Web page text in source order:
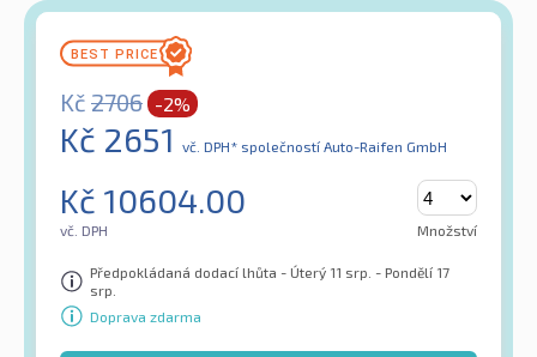
Kč 2706 -2%
Kč 2651 vč. DPH* společností Auto-Raifen GmbH
Kč 10604.00
vč. DPH Množství
Předpokládaná dodací lhůta - Úterý 11 srp. - Pondělí 17
srp.
Doprava zdarma